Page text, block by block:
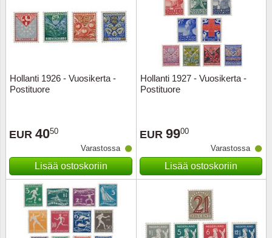
Hollanti 1926 - Vuosikerta -
Postituore
EUR 4050
Varastossa
Lisää ostoskoriin
Hollanti 1927 - Vuosikerta -
Postituore
EUR 9900
Varastossa
Lisää ostoskoriin
Kypros
Länsi-
Malta